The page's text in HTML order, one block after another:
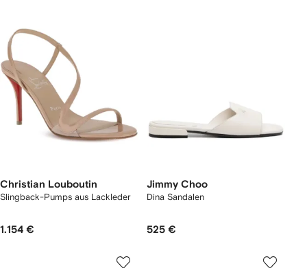
Christian Louboutin
Slingback-Pumps aus Lackleder
1.154 €
Jimmy Choo
Dina Sandalen
525 €